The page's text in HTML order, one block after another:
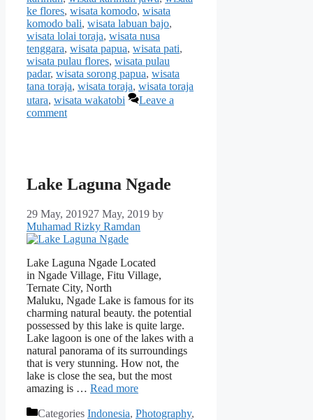
ke flores, wisata komodo, wisata
komodo bali, wisata labuan bajo,
wisata lolai toraja, wisata nusa
tenggara, wisata papua, wisata pati,
wisata pulau flores, wisata pulau
padar, wisata sorong papua, wisata
tana toraja, wisata toraja, wisata toraja
utara, wisata wakatobi
Leave a
comment
Lake Laguna Ngade
29 May, 201927 May, 2019 by
Muhamad Rizky Ramdan
Lake Laguna Ngade Located
in Ngade Village, Fitu Village,
Ternate City, North
Maluku, Ngade Lake is famous for its
charming natural beauty. the potential
possessed by this lake is quite large.
Lake lagoon is one of the lakes with a
natural panorama of its surroundings
that is very stunning. How not, the
lake is close the sea, but the most
amazing is … Read more
Categories Indonesia, Photography,